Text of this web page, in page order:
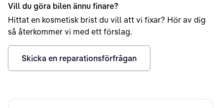
Vill du göra bilen ännu finare?
Hittat en kosmetisk brist du vill att vi fixar? Hör av dig
så återkommer vi med ett förslag.
Skicka en reparationsförfrågan